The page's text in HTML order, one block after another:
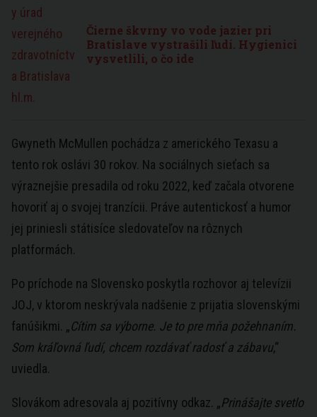
Čierne škvrny vo vode jazier pri
Bratislave vystrašili ľudí. Hygienici
vysvetlili, o čo ide
Gwyneth McMullen pochádza z amerického Texasu a
tento rok oslávi 30 rokov. Na sociálnych sieťach sa
výraznejšie presadila od roku 2022, keď začala otvorene
hovoriť aj o svojej tranzícii. Práve autentickosť a humor
jej priniesli státisíce sledovateľov na rôznych
platformách.
Po príchode na Slovensko poskytla rozhovor aj televízii
JOJ, v ktorom neskrývala nadšenie z prijatia slovenskými
fanúšikmi. „Cítim sa výborne. Je to pre mňa požehnaním.
Som kráľovná ľudí, chcem rozdávať radosť a zábavu,“
uviedla.
Slovákom adresovala aj pozitívny odkaz. „Prinášajte svetlo